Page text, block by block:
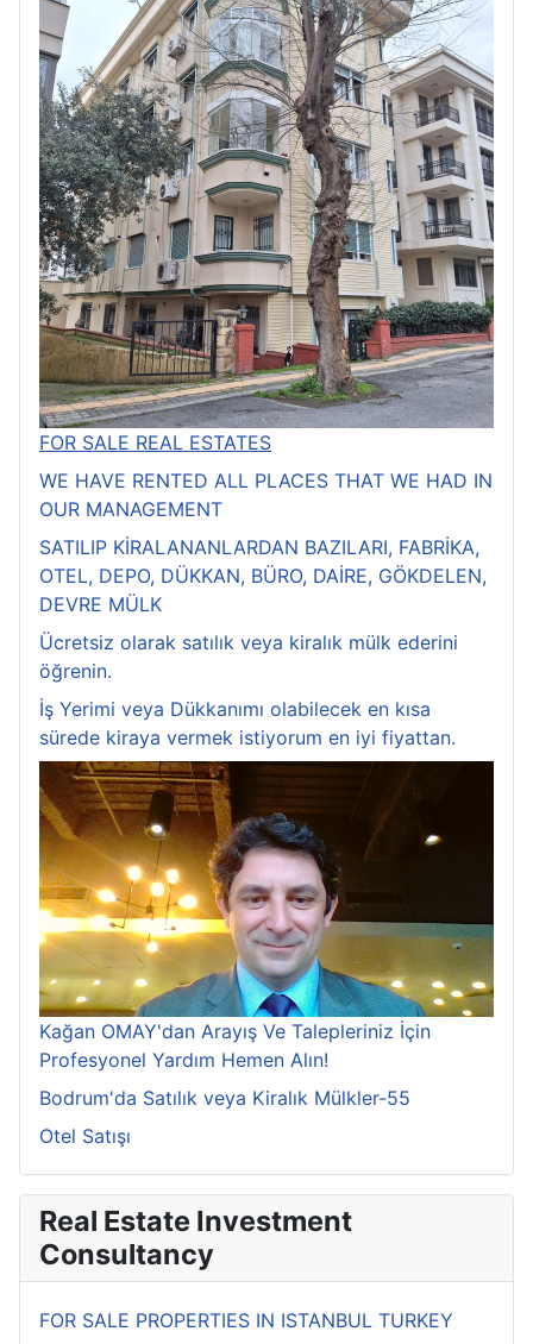
FOR SALE REAL ESTATES
WE HAVE RENTED ALL PLACES THAT WE HAD IN
OUR MANAGEMENT
SATILIP KİRALANANLARDAN BAZILARI, FABRİKA,
OTEL, DEPO, DÜKKAN, BÜRO, DAİRE, GÖKDELEN,
DEVRE MÜLK
Ücretsiz olarak satılık veya kiralık mülk ederini
öğrenin.
İş Yerimi veya Dükkanımı olabilecek en kısa
sürede kiraya vermek istiyorum en iyi fiyattan.
Kağan OMAY'dan Arayış Ve Talepleriniz İçin
Profesyonel Yardım Hemen Alın!
Bodrum'da Satılık veya Kiralık Mülkler-55
Otel Satışı
Real Estate Investment
Consultancy
FOR SALE PROPERTIES IN ISTANBUL TURKEY